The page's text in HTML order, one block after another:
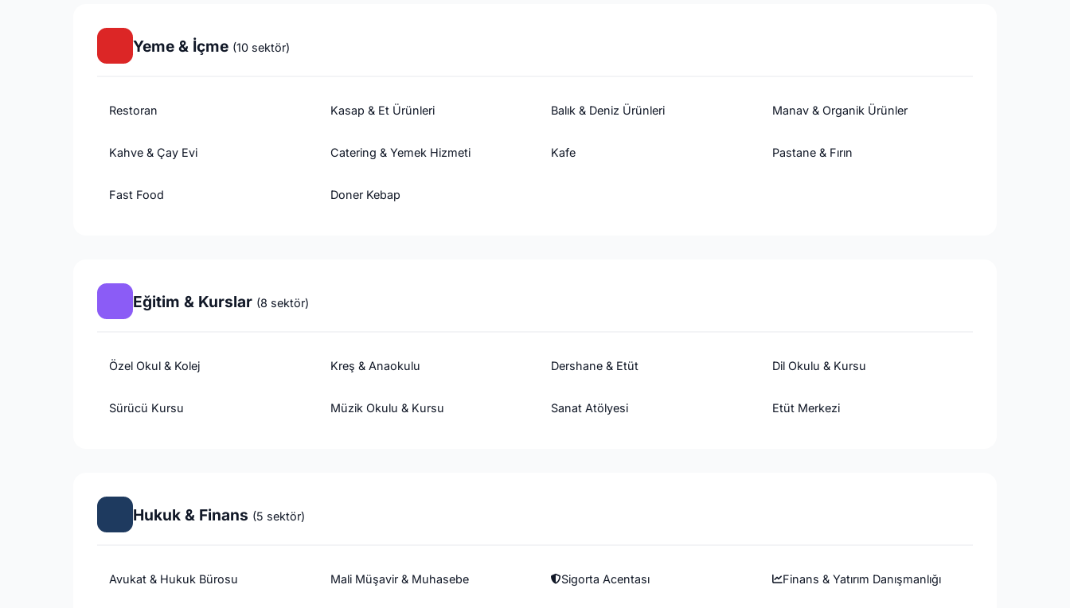
Yeme & İçme (10 sektör)
Restoran Kasap & Et Ürünleri Balık & Deniz Ürünleri Manav & Organik Ürünler
Kahve & Çay Evi Catering & Yemek Hizmeti Kafe Pastane & Fırın
Fast Food Doner Kebap
Eğitim & Kurslar (8 sektör)
Özel Okul & Kolej Kreş & Anaokulu Dershane & Etüt Dil Okulu & Kursu
Sürücü Kursu Müzik Okulu & Kursu Sanat Atölyesi Etüt Merkezi
Hukuk & Finans (5 sektör)
Avukat & Hukuk Bürosu Mali Müşavir & Muhasebe Sigorta Acentası Finans & Yatırım Danışmanlığı